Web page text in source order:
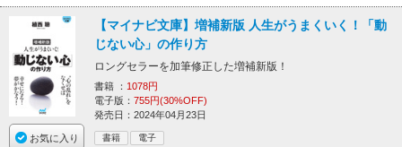
お気に入り
【マイナビ文庫】増補新版 人生がうまくいく！「動
じない心」の作り方
ロングセラーを加筆修正した増補新版！
書籍 ： 1078円
電子版： 755円(30%OFF)
発売日：2024年04月23日
書籍 電子